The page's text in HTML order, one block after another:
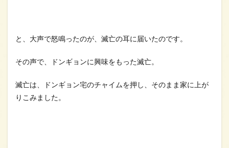
玄関
亡が
入っ
た」
感想
まと
と、大声で怒鳴ったのが、滅亡の耳に届いたのです。
その声で、ドンギョンに興味をもった滅亡。
滅亡は、ドンギョン宅のチャイムを押し、そのまま家に上が
りこみました。